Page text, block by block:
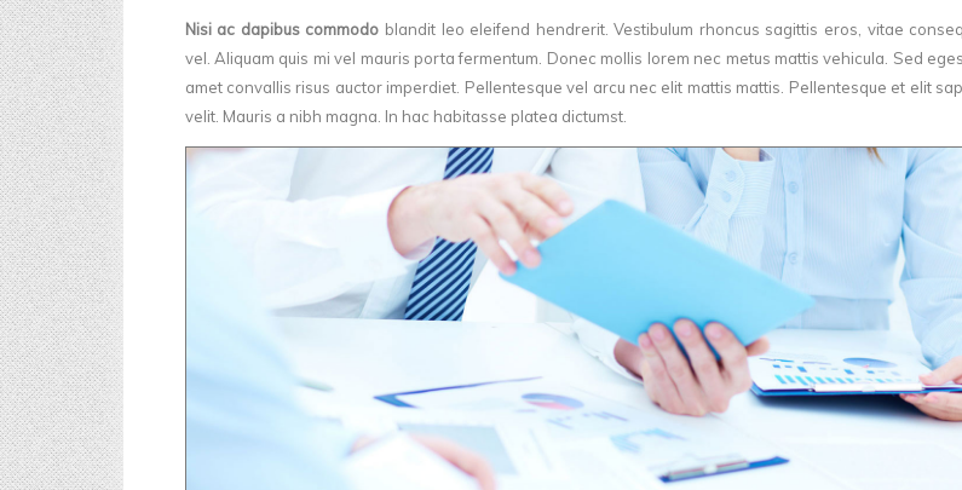
Nisi ac dapibus commodo blandit leo eleifend hendrerit. Vestibulum rhoncus sagittis eros, vitae
vel. Aliquam quis mi vel mauris porta fermentum. Donec mollis lorem nec metus mattis vehicula. Sed
amet convallis risus auctor imperdiet. Pellentesque vel arcu nec elit mattis mattis. Pellentesque et elit
velit. Mauris a nibh magna. In hac habitasse platea dictumst.